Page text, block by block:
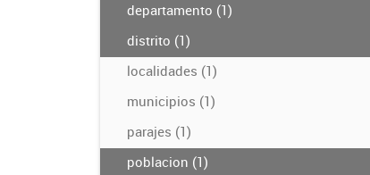
departamento (1)
distrito (1)
localidades (1)
municipios (1)
parajes (1)
poblacion (1)